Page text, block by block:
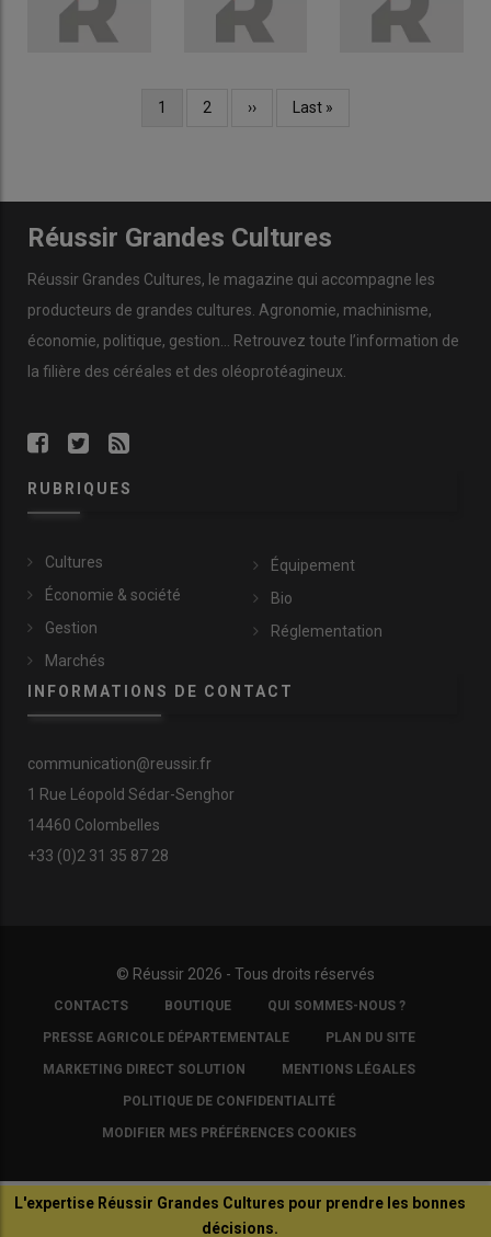
Page
1 Page
2
Page
››
Dernière
Last »
Réussir Grandes Cultures
Réussir Grandes Cultures, le magazine qui accompagne les
producteurs de grandes cultures. Agronomie, machinisme,
économie, politique, gestion… Retrouvez toute l’information de
la filière des céréales et des oléoprotéagineux.
RUBRIQUES
Cultures
Économie & société
Gestion
Marchés
Équipement
Bio
Réglementation
INFORMATIONS DE CONTACT
communication@reussir.fr
1 Rue Léopold Sédar-Senghor
14460 Colombelles
+33 (0)2 31 35 87 28
© Réussir 2026 - Tous droits réservés
FOOTER
COPYRIGHT
CONTACTS BOUTIQUE QUI SOMMES-NOUS ?
PRESSE AGRICOLE DÉPARTEMENTALE PLAN DU SITE
MARKETING DIRECT SOLUTION MENTIONS LÉGALES
POLITIQUE DE CONFIDENTIALITÉ
MODIFIER MES PRÉFÉRENCES COOKIES
L'expertise Réussir Grandes Cultures pour prendre les bonnes
décisions.